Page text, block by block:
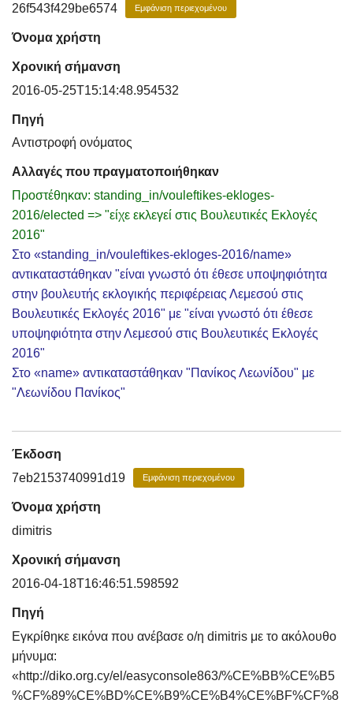
26f543f429be6574
Εμφάνιση περιεχομένου
Όνομα χρήστη
Χρονική σήμανση
2016-05-25T15:14:48.954532
Πηγή
Αντιστροφή ονόματος
Αλλαγές που πραγματοποιήθηκαν
Προστέθηκαν: standing_in/vouleftikes-ekloges-
2016/elected => "είχε εκλεγεί στις Βουλευτικές Εκλογές
2016"
Στο «standing_in/vouleftikes-ekloges-2016/name»
αντικαταστάθηκαν "είναι γνωστό ότι έθεσε υποψηφιότητα
στην βουλευτής εκλογικής περιφέρειας Λεμεσού στις
Βουλευτικές Εκλογές 2016" με "είναι γνωστό ότι έθεσε
υποψηφιότητα στην Λεμεσού στις Βουλευτικές Εκλογές
2016"
Στο «name» αντικαταστάθηκαν "Πανίκος Λεωνίδου" με
"Λεωνίδου Πανίκος"
Έκδοση
7eb2153740991d19
Εμφάνιση περιεχομένου
Όνομα χρήστη
dimitris
Χρονική σήμανση
2016-04-18T16:46:51.598592
Πηγή
Εγκρίθηκε εικόνα που ανέβασε ο/η dimitris με το ακόλουθο
μήνυμα:
«http://diko.org.cy/el/easyconsole863/%CE%BB%CE%B5
%CF%89%CE%BD%CE%B9%CE%B4%CE%BF%CF%8